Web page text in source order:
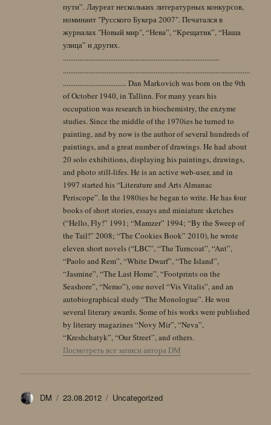
пути”. Лауреат нескольких литературных конкурсов,
номинант "Русского Букера 2007". Печатался в
журналах "Новый мир", “Нева”, “Крещатик”, “Наша
улица” и других.
......................................................................................
.......................................................................................................
................................... Dan Markovich was born on the 9th
of October 1940, in Tallinn. For many years his
occupation was research in biochemistry, the enzyme
studies. Since the middle of the 1970ies he turned to
painting, and by now is the author of several hundreds of
paintings, and a great number of drawings. He had about
20 solo exhibitions, displaying his paintings, drawings,
and photo still-lifes. He is an active web-user, and in
1997 started his “Literature and Arts Almanac
Periscope”. In the 1980ies he began to write. He has four
books of short stories, essays and miniature sketches
(“Hello, Fly!” 1991; “Mamzer” 1994; “By the Sweep of
the Tail!” 2008; “The Cookies Book” 2010), he wrote
eleven short novels (“LBC”, “The Turncoat”, “Ant”,
“Paolo and Rem”, “White Dwarf”, “The Island”,
“Jasmine”, “The Last Home”, “Footprints on the
Seashore”, “Nemo”), one novel “Vis Vitalis”, and an
autobiographical study “The Monologue”. He won
several literary awards. Some of his works were published
by literary magazines “Novy Mir”, “Neva”,
“Kreshchatyk”, “Our Street”, and others.
Посмотреть все записи автора DM
Автор
DM Опубликовано
23.08.2012 Рубрики
Uncategorized